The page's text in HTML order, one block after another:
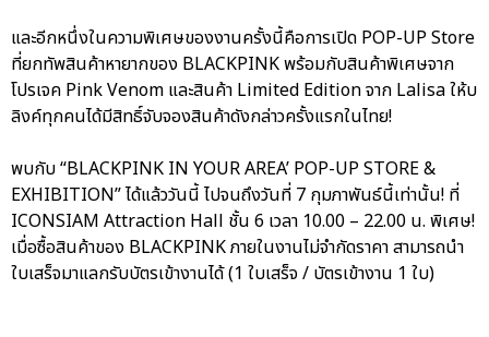
และอีกหนึ่งในความพิเศษของงานครั้งนี้คือการเปิด POP-UP Store
ที่ยกทัพสินค้าหายากของ BLACKPINK พร้อมกับสินค้าพิเศษจาก
โปรเจค Pink Venom และสินค้า Limited Edition จาก Lalisa ให้บ
ลิงค์ทุกคนได้มีสิทธิ์จับจองสินค้าดังกล่าวครั้งแรกในไทย!
พบกับ “BLACKPINK IN YOUR AREA’ POP-UP STORE &
EXHIBITION” ได้แล้ววันนี้ ไปจนถึงวันที่ 7 กุมภาพันธ์นี้เท่านั้น! ที่
ICONSIAM Attraction Hall ชั้น 6 เวลา 10.00 – 22.00 น. พิเศษ!
เมื่อซื้อสินค้าของ BLACKPINK ภายในงานไม่จำกัดราคา สามารถนำ
ใบเสร็จมาแลกรับบัตรเข้างานได้ (1 ใบเสร็จ / บัตรเข้างาน 1 ใบ)